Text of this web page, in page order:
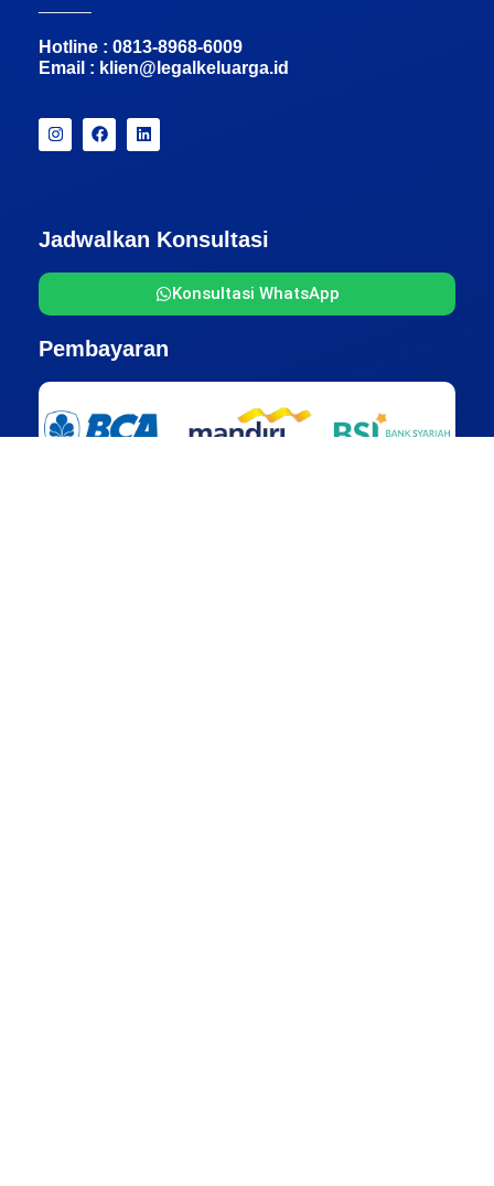
Hotline : 0813-8968-6009
Email : klien@legalkeluarga.id
Jadwalkan Konsultasi
Konsultasi WhatsApp
Pembayaran